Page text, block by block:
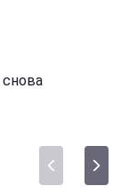
снова